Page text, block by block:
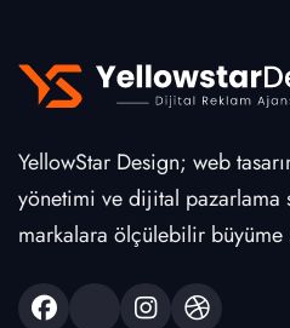
YellowStar Design; web
yönetimi ve dijital pazarlama
markalara ölçülebilir büyüme